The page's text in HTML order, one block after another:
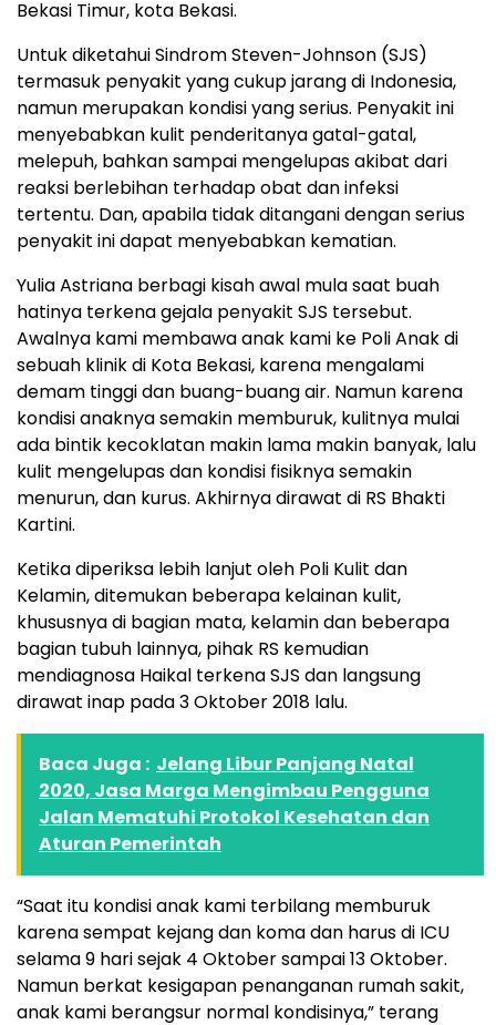
Bekasi Timur, kota Bekasi.
Untuk diketahui Sindrom Steven-Johnson (SJS)
termasuk penyakit yang cukup jarang di Indonesia,
namun merupakan kondisi yang serius. Penyakit ini
menyebabkan kulit penderitanya gatal-gatal,
melepuh, bahkan sampai mengelupas akibat dari
reaksi berlebihan terhadap obat dan infeksi
tertentu. Dan, apabila tidak ditangani dengan serius
penyakit ini dapat menyebabkan kematian.
Yulia Astriana berbagi kisah awal mula saat buah
hatinya terkena gejala penyakit SJS tersebut.
Awalnya kami membawa anak kami ke Poli Anak di
sebuah klinik di Kota Bekasi, karena mengalami
demam tinggi dan buang-buang air. Namun karena
kondisi anaknya semakin memburuk, kulitnya mulai
ada bintik kecoklatan makin lama makin banyak, lalu
kulit mengelupas dan kondisi fisiknya semakin
menurun, dan kurus. Akhirnya dirawat di RS Bhakti
Kartini.
Ketika diperiksa lebih lanjut oleh Poli Kulit dan
Kelamin, ditemukan beberapa kelainan kulit,
khususnya di bagian mata, kelamin dan beberapa
bagian tubuh lainnya, pihak RS kemudian
mendiagnosa Haikal terkena SJS dan langsung
dirawat inap pada 3 Oktober 2018 lalu.
Baca Juga : Jelang Libur Panjang Natal
2020, Jasa Marga Mengimbau Pengguna
Jalan Mematuhi Protokol Kesehatan dan
Aturan Pemerintah
“Saat itu kondisi anak kami terbilang memburuk
karena sempat kejang dan koma dan harus di ICU
selama 9 hari sejak 4 Oktober sampai 13 Oktober.
Namun berkat kesigapan penanganan rumah sakit,
anak kami berangsur normal kondisinya,” terang